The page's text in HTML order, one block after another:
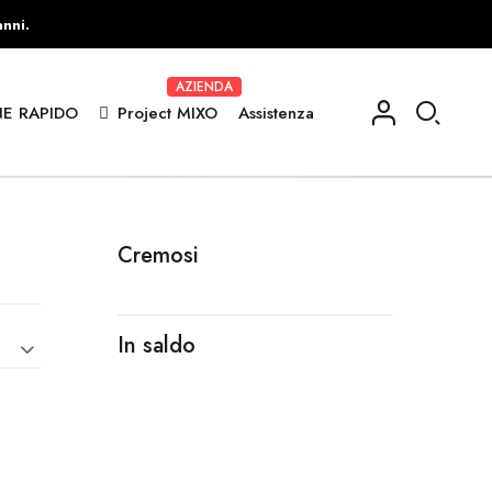
RAPIDO Project MIXO
AZIENDA
Assistenza
Cremosi
In saldo